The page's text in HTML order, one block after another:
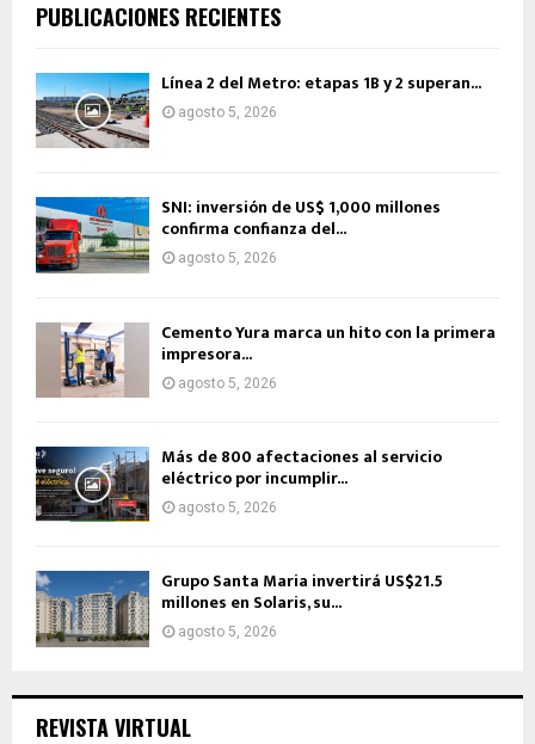
PUBLICACIONES RECIENTES
Línea 2 del Metro: etapas 1B y 2 superan...
agosto 5, 2026
SNI: inversión de US$ 1,000 millones
confirma confianza del...
agosto 5, 2026
Cemento Yura marca un hito con la primera
impresora...
agosto 5, 2026
Más de 800 afectaciones al servicio
eléctrico por incumplir...
agosto 5, 2026
Grupo Santa Maria invertirá US$21.5
millones en Solaris, su...
agosto 5, 2026
REVISTA VIRTUAL